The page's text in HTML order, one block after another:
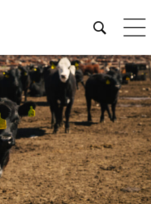
Open
site
search
form